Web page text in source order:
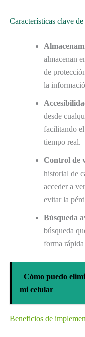
Características clave
almacenan
de
la
desde
facilitando
tiempo real.
Control de
historial de
acceder a
evitar la
Búsqueda
búsqueda
forma
Cómo puedo
mi celular
Beneficios de